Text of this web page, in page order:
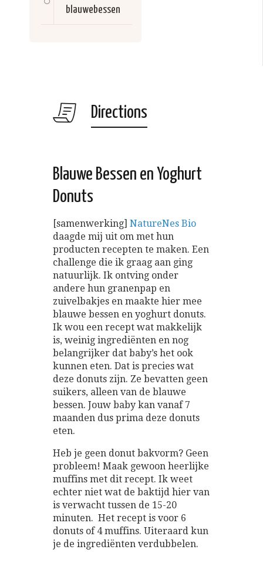
blauwebessen
Directions
Blauwe Bessen en Yoghurt
Donuts
[samenwerking] NatureNes Bio
daagde mij uit om met hun
producten recepten te maken. Een
challenge die ik graag aan ging
natuurlijk. Ik ontving onder
andere hun granenpap en
zuivelbakjes en maakte hier mee
blauwe bessen en yoghurt donuts.
Ik wou een recept wat makkelijk
is, weinig ingrediënten en nog
belangrijker dat baby’s het ook
kunnen eten. Dat is precies wat
deze donuts zijn. Ze bevatten geen
suikers, alleen van de blauwe
bessen. Jouw baby kan vanaf 7
maanden dus prima deze donuts
eten.
Heb je geen donut bakvorm? Geen
probleem! Maak gewoon heerlijke
muffins met dit recept. Ik weet
echter niet wat de baktijd hier van
is verwacht tussen de 15-20
minuten. Het recept is voor 6
donuts of 4 muffins. Uiteraard kun
je de ingrediënten verdubbelen.